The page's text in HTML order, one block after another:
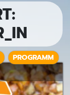
PROGRAMM